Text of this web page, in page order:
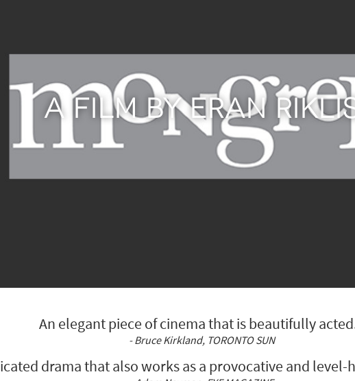
A FILM BY ERAN
An elegant piece of cinema that is beautifully
- Bruce Kirkland, TORONTO SUN
drama that also works as a provocative and